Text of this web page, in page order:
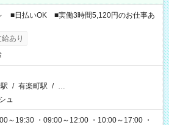
■日払いOK ■実働3時間5,120円のお仕事あ
あり
/ 有楽町駅 / …
ュ
～19:30 ・09:00～12:00 ・10:00～17:00 ・